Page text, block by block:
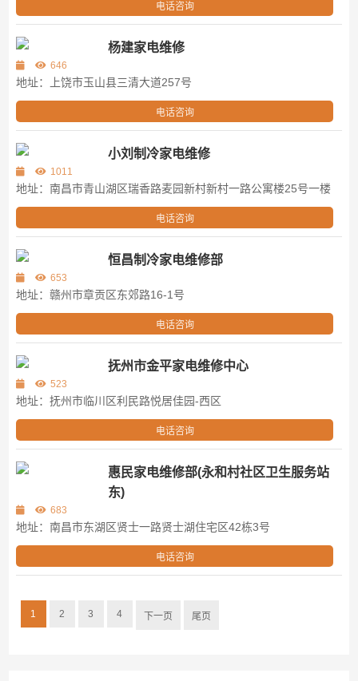
电话咨询
杨建家电维修
646
地址：上饶市玉山县三清大道257号
电话咨询
小刘制冷家电维修
1011
地址：南昌市青山湖区瑞香路麦园新村新村一路公寓楼25号一楼
电话咨询
恒昌制冷家电维修部
653
地址：赣州市章贡区东郊路16-1号
电话咨询
抚州市金平家电维修中心
523
地址：抚州市临川区利民路悦居佳园-西区
电话咨询
惠民家电维修部(永和村社区卫生服务站
东)
683
地址：南昌市东湖区贤士一路贤士湖住宅区42栋3号
电话咨询
1 2 3 4 下一页 尾页